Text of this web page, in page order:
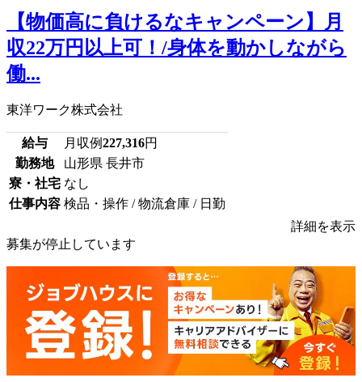
【物価高に負けるなキャンペーン】月
収22万円以上可！/身体を動かしながら
働...
東洋ワーク株式会社
給与 月収例227,316円
勤務地
山形県 長井市
寮・社宅 なし
仕事内容 検品・操作 / 物流倉庫 / 日勤
詳細を表示
募集が停止しています